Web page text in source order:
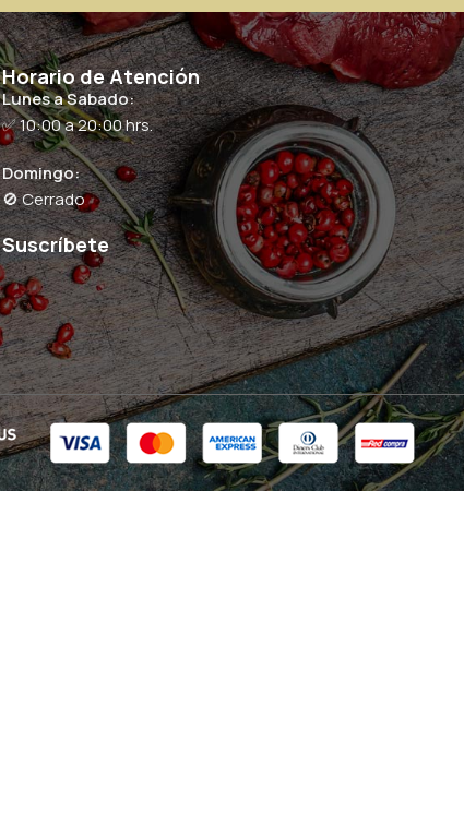
Horario de Atención
Lunes a Sabado:
✅ 10:00 a 20:00 hrs.
Domingo:
🚫 Cerrado
Suscríbete